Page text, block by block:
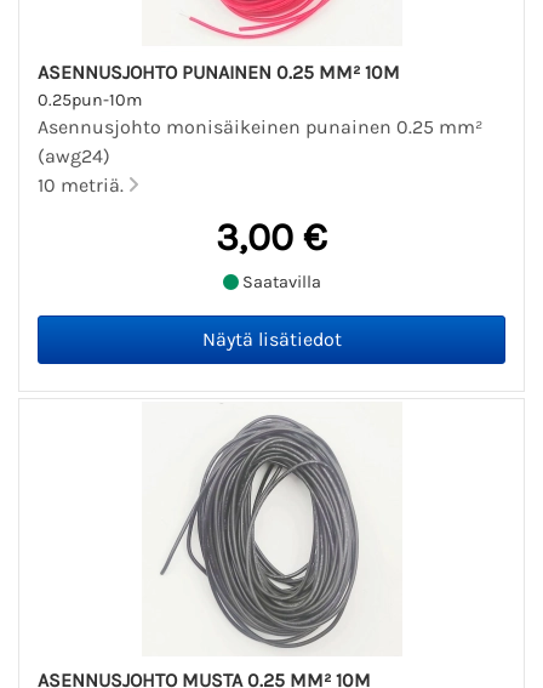
ASENNUSJOHTO PUNAINEN 0.25 MM² 10M
0.25pun-10m
Asennusjohto monisäikeinen punainen 0.25 mm²
(awg24)
10 metriä.
3,00 €
Saatavilla
ASENNUSJOHTO MUSTA 0.25 MM² 10M